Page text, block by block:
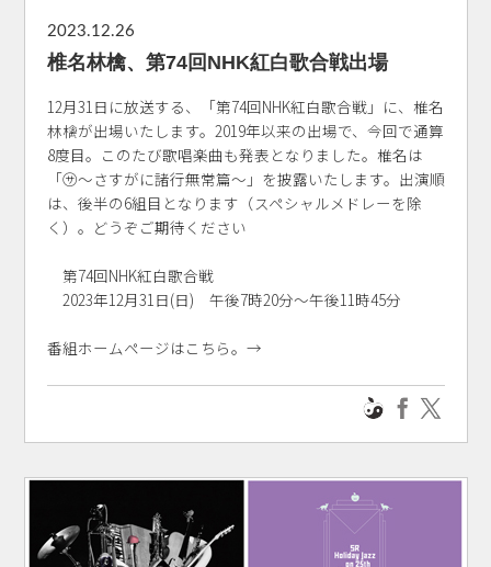
2023.12.26
椎名林檎、第74回NHK紅白歌合戦出場
12月31日に放送する、「第74回NHK紅白歌合戦」に、椎名
林檎が出場いたします。2019年以来の出場で、今回で通算
8度目。このたび歌唱楽曲も発表となりました。椎名は
「㋚〜さすがに諸行無常篇〜」を披露いたします。出演順
は、後半の6組目となります（スペシャルメドレーを除
く）。どうぞご期待ください
第74回NHK紅白歌合戦
2023年12月31日(日) 午後7時20分～午後11時45分
番組ホームページはこちら。→